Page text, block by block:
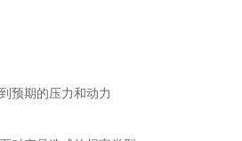
期的压力和动力